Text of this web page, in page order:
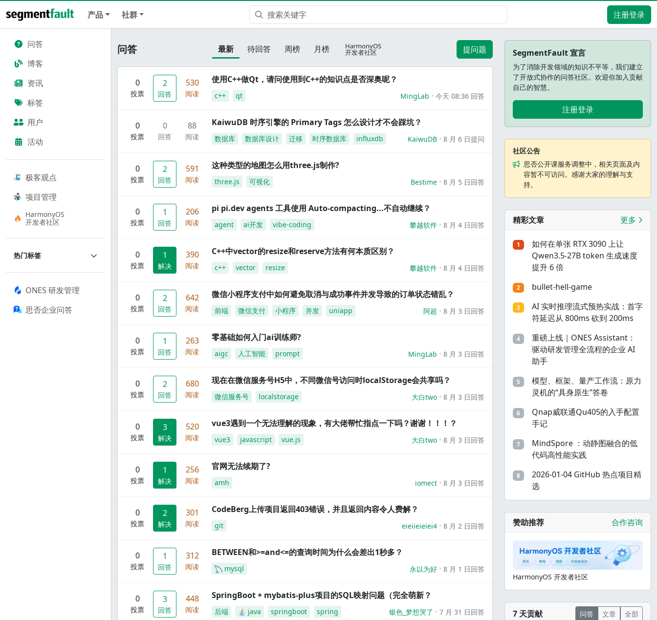
产品 社群 注册登录
问答
博客
资讯
标签
用户
活动
极客观点
项目管理
HarmonyOS
开发者社区
热门标签
ONES 研发管理
思否企业问答
问答 最新 待回答 周榜 月榜 HarmonyOS
开发者社区 提问题
0
投票
2
回答
530
阅读
使用C++做Qt，请问使用到C++的知识点是否深奥呢？
c++ qt MingLab 今天 08:36 回答
0
投票
0
回答
88
阅读
KaiwuDB 时序引擎的 Primary Tags 怎么设计才不会踩坑？
数据库 数据库设计 迁移 时序数据库 influxdb KaiwuDB 8 月 6 日提问
0
投票
2
回答
591
阅读
这种类型的地图怎么用three.js制作?
three.js 可视化 Bestime 8 月 5 日回答
0
投票
1
回答
206
阅读
pi pi.dev agents 工具使用 Auto-compacting...不自动继续？
agent ai开发 vibe-coding 攀越软件 8 月 4 日回答
0
投票
1
解决
390
阅读
C++中vector的resize和reserve方法有何本质区别？
c++ vector resize 攀越软件 8 月 4 日回答
0
投票
2
回答
642
阅读
微信小程序支付中如何避免取消与成功事件并发导致的订单状态错乱？
前端 微信支付 小程序 并发 uniapp 阿超 8 月 3 日回答
0
投票
1
回答
263
阅读
零基础如何入门ai训练师?
aigc 人工智能 prompt MingLab 8 月 3 日回答
0
投票
2
回答
680
阅读
现在在微信服务号H5中，不同微信号访问时localStorage会共享吗？
微信服务号 localstorage 大白two 8 月 3 日回答
0
投票
3
解决
520
阅读
vue3遇到一个无法理解的现象，有大佬帮忙指点一下吗？谢谢！！！？
vue3 javascript vue.js 大白two 8 月 3 日回答
0
投票
1
解决
256
阅读
官网无法续期了?
amh iomect 8 月 3 日回答
0
投票
2
解决
301
阅读
CodeBerg上传项目返回403错误，并且返回内容令人费解？
git eieiieieiei4 8 月 2 日回答
0
投票
1
回答
312
阅读
BETWEEN和>=and<=的查询时间为什么会差出1秒多？
mysql 永以为好 8 月 1 日回答
0
投票
3
回答
448
阅读
SpringBoot + mybatis-plus项目的SQL映射问题（完全萌新？
后端 java springboot spring 银色_梦想哭了 7 月 31 日回答
SegmentFault 宣言
为了消除开发领域的知识不平等，我们建立
了开放式协作的问答社区。欢迎你加入贡献
自己的智慧。
注册登录
社区公告
思否公开课服务调整中，相关页面及内
容暂不可访问。感谢大家的理解与支
持。
精彩文章 更多
1
如何在单张 RTX 3090 上让
Qwen3.5-27B token 生成速度
提升 6 倍
2 bullet-hell-game
3
AI 实时推理流式预热实战：首字
符延迟从 800ms 砍到 200ms
4
重磅上线｜ONES Assistant：
驱动研发管理全流程的企业 AI
助手
5
模型、框架、量产工作流：原力
灵机的“具身原生”答卷
6
Qnap威联通Qu405的入手配置
手记
7
MindSpore ：动静图融合的低
代码高性能实践
8
2026-01-04 GitHub 热点项目精
选
赞助推荐 合作咨询
HarmonyOS 开发者社区
7 天贡献 问答 文章 全部